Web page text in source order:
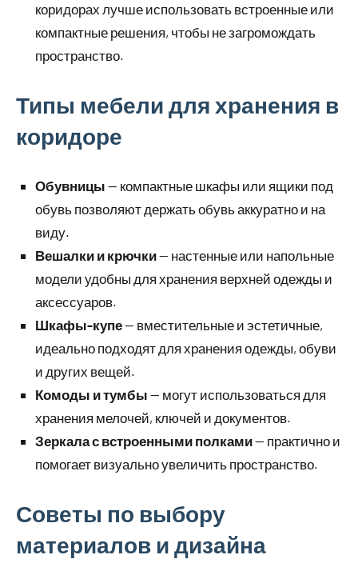
коридорах лучше использовать встроенные или
компактные решения, чтобы не загромождать
пространство.
Типы мебели для хранения в
коридоре
Обувницы — компактные шкафы или ящики под
обувь позволяют держать обувь аккуратно и на
виду.
Вешалки и крючки— настенные или напольные
модели удобны для хранения верхней одежды и
аксессуаров.
Шкафы-купе— вместительные и эстетичные,
идеально подходят для хранения одежды, обуви
и других вещей.
Комоды и тумбы — могут использоваться для
хранения мелочей, ключей и документов.
Зеркала с встроенными полками— практично и
помогает визуально увеличить пространство.
Советы по выбору
материалов и дизайна